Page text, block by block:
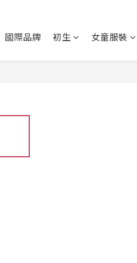
國際品牌 初生 女童服裝